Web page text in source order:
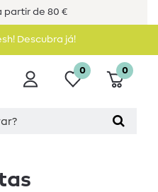
partir de 80 €
Descubra já!
0 0